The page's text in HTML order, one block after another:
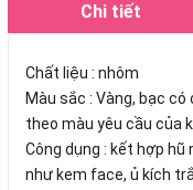
Chi tiết
Chất liệu : nhôm
Màu sắc : Vàng, bạc
theo màu yêu cầu của
Công dụng : kết hợp hũ
như kem face, ủ kích